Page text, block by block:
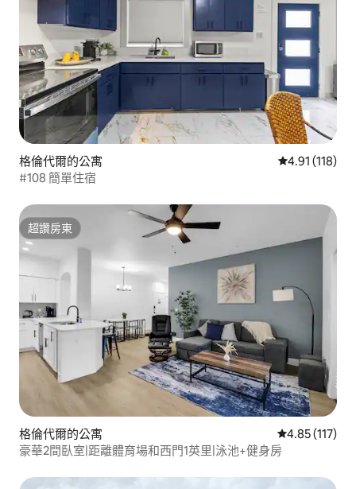
格倫代爾的公寓 從 118 則評價
4.91 (118)
#108 簡單住宿
超讚房東
超讚房東
格倫代爾的公寓 從 117 則評價
4.85 (117)
豪華2間臥室|距離體育場和西門1英里|泳池+健身房